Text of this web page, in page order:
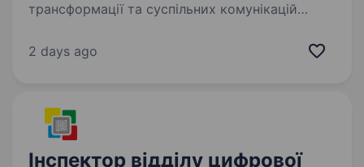
трансформації та суспільних комунікацій
запрошує до команди юрисконсульта (фахівця
2 days ago
Інспектор відділу цифрової